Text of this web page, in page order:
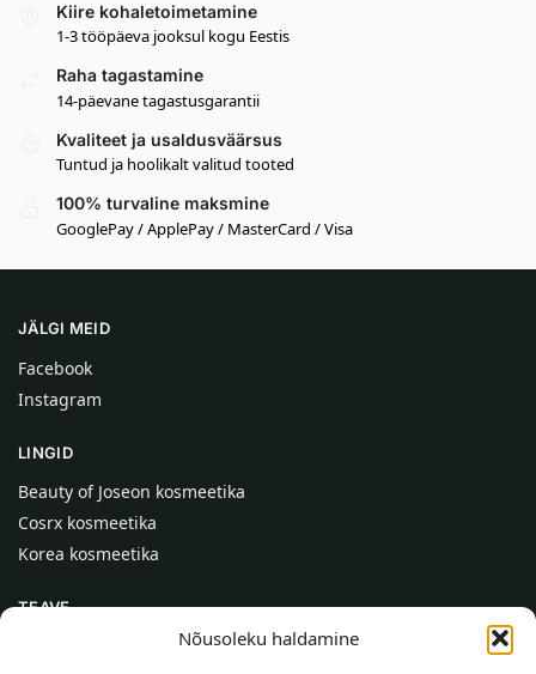
Nõusoleku haldamine
Kiire kohaletoimetamine
1-3 tööpäeva jooksul kogu Eestis
Raha tagastamine
14-päevane tagastusgarantii
Kvaliteet ja usaldusväärsus
Tuntud ja hoolikalt valitud tooted
100% turvaline maksmine
GooglePay / ApplePay / MasterCard / Visa
JÄLGI MEID
Facebook
Instagram
LINGID
Beauty of Joseon kosmeetika
Cosrx kosmeetika
Korea kosmeetika
TEAVE